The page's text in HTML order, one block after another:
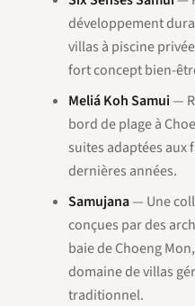
développement
villas à piscine
fort concept bien-
Meliá Koh Samui—
bord de plage à
suites adaptées aux
dernières années.
Samujana— Une
conçues par des
baie de Choeng
domaine de villas
traditionnel.